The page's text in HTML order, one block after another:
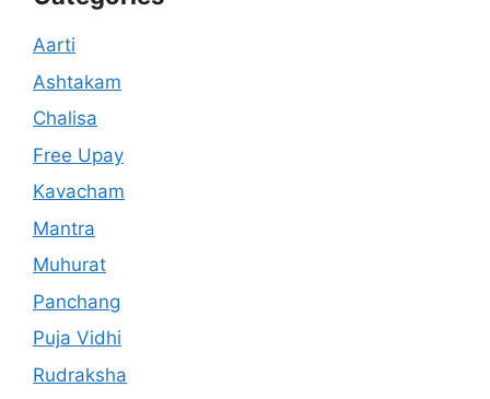
Aarti
Ashtakam
Chalisa
Free Upay
Kavacham
Mantra
Muhurat
Panchang
Puja Vidhi
Rudraksha